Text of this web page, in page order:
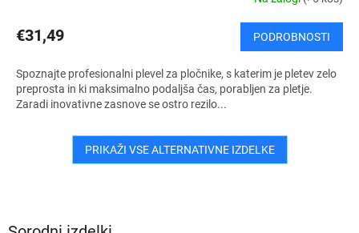
€31,49 PODROBNOSTI
Spoznajte profesionalni plevel za pločnike, s katerim je pletev zelo
preprosta in ki maksimalno podaljša čas, porabljen za pletje.
Zaradi inovativne zasnove se ostro rezilo...
PRIKAŽI VSE ALTERNATIVNE IZDELKE